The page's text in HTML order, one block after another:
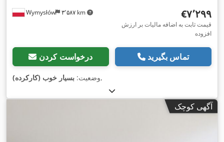
Wymysłów ۳٬۵۸۷ km ‎€۷٬۲۹۹
قیمت ثابت به اضافه مالیات بر ارزش
افزوده
درخواست کردن تماس بگیرید
وضعیت: بسیار خوب (کارکرده) ,
آگهی کوچک